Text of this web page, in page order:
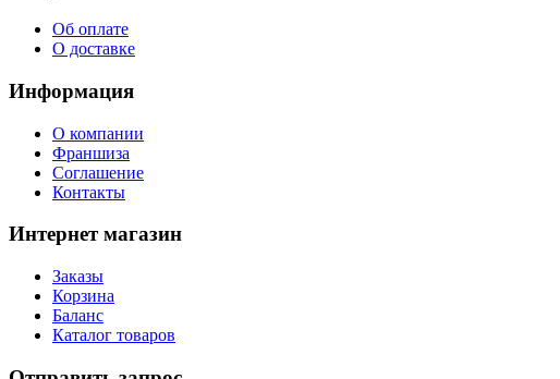
Об оплате
О доставке
Информация
О компании
Франшиза
Соглашение
Контакты
Интернет магазин
Заказы
Корзина
Баланс
Каталог товаров